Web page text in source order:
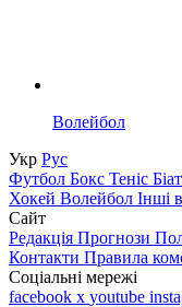
Волейбол
Укр Рус
Футбол Бокс Теніс
Хокей Волейбол Інші
Сайт
Редакція Прогнози
Контакти Правила
Соціальні мережі
facebook x youtube